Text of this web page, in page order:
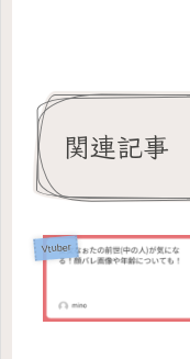
関連記事
Vtuber